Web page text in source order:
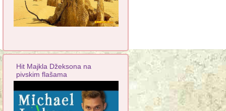
Hit Majkla Džeksona na
pivskim flašama